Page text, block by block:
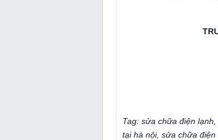
Tag: sửa chữa điện
tại hà nội, sửa chữa